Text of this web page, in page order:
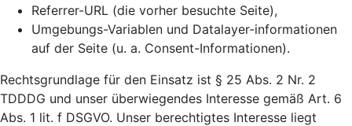
Referrer-URL (die vorher besuchte Seite),
Umgebungs-Variablen und Datalayer-informationen
auf der Seite (u. a. Consent-Informationen).
Rechtsgrundlage für den Einsatz ist § 25 Abs. 2 Nr. 2
TDDDG und unser überwiegendes Interesse gemäß Art. 6
Abs. 1 lit. f DSGVO. Unser berechtigtes Interesse liegt